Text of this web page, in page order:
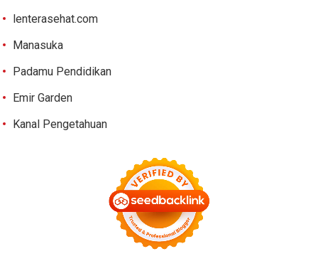
lenterasehat.com
Manasuka
Padamu Pendidikan
Emir Garden
Kanal Pengetahuan